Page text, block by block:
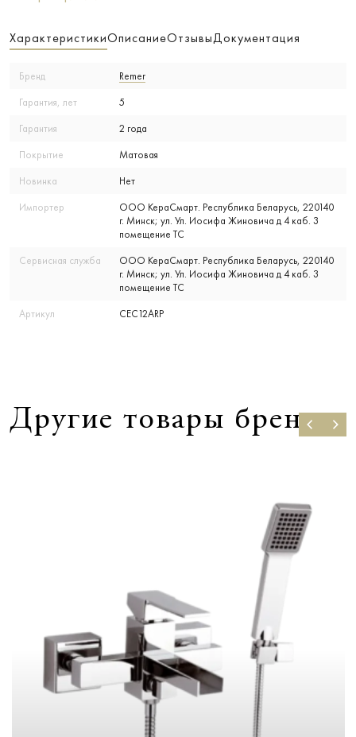
ХарактеристикиОписаниеОтзывыДокументация
Бренд Remer
Гарантия, лет 5
Гарантия 2 года
Покрытие Матовая
Новинка Нет
Импортер
ООО КераСмарт. Республика Беларусь, 220140
г. Минск; ул. Ул. Иосифа Жиновича д 4 каб. 3
помещение ТС
Сервисная служба
ООО КераСмарт. Республика Беларусь, 220140
г. Минск; ул. Ул. Иосифа Жиновича д 4 каб. 3
помещение ТС
Артикул CEC12ARP
Другие товары бренда